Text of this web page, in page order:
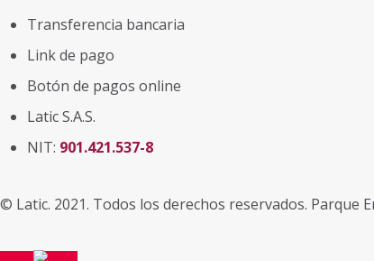
Transferencia bancaria
Link de pago
Botón de pagos online
Latic S.A.S.
NIT: 901.421.537-8
© Latic. 2021. Todos los derechos reservados. Parque